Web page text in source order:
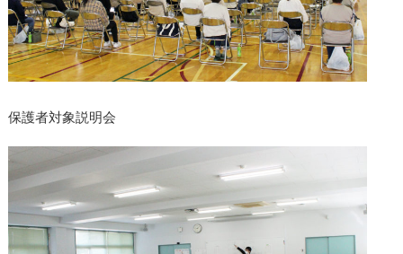
保護者対象説明会